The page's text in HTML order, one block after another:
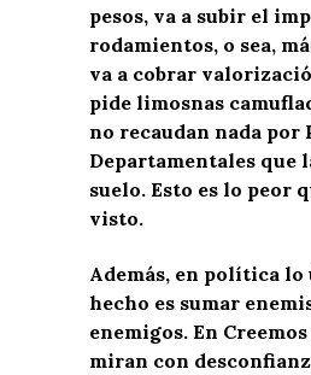
pesos, va a subir el
rodamientos, o sea,
va a cobrar
pide limosnas
no recaudan nada por
Departamentales que
suelo. Esto es lo peor
visto.
Además, en política lo
hecho es sumar
enemigos. En
miran con